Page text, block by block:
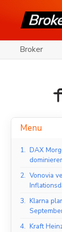
Broker
Menu
1. DAX
2. Vonovia
3. Klarna
4. Kraft